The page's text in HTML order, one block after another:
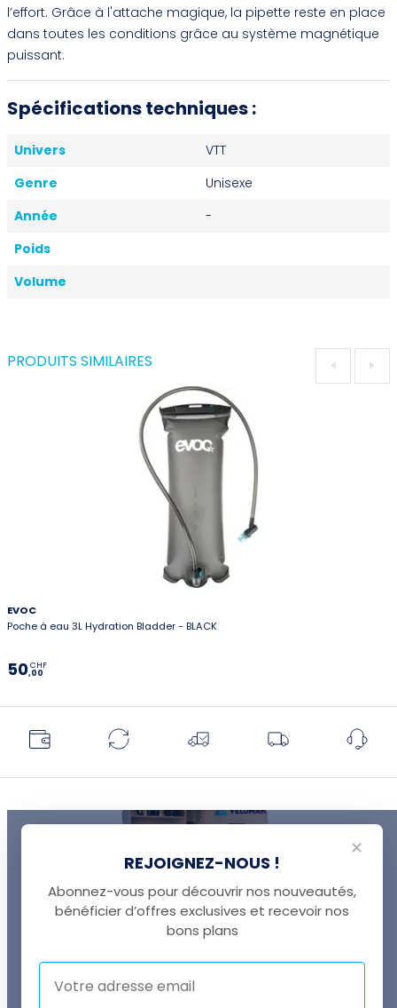
l’effort. Grâce à l'attache magique, la pipette reste en place
dans toutes les conditions grâce au système magnétique
puissant.
Spécifications techniques :
Univers
VTT
Genre
Unisexe
Année
-
Poids
Volume
PRODUITS SIMILAIRES
EVOC
Poche à eau 3L Hydration Bladder - BLACK
50,00
CHF
UNE QUESTION ?
+41 22 307 02 00
✕
REJOIGNEZ-NOUS !
Abonnez-vous pour découvrir nos nouveautés,
bénéficier d’offres exclusives et recevoir nos
bons plans